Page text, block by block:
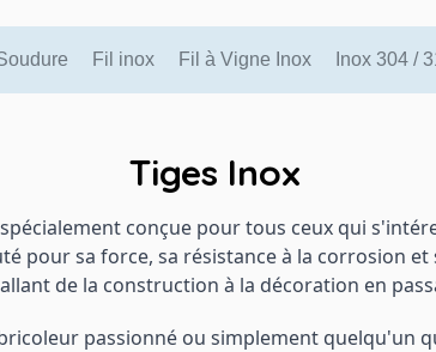
Fil inox Fil à Vigne Inox Inox 304 /
Tiges Inox
conçue pour tous ceux qui
pour sa force, sa résistance à la corrosion
de la construction à la décoration en
passionné ou simplement quelqu'un